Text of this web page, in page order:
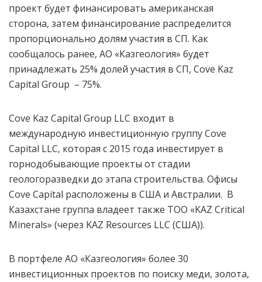
проект будет финансировать американская
сторона, затем финансирование распределится
пропорционально долям участия в СП. Как
сообщалось ранее, АО «Казгеология» будет
принадлежать 25% долей участия в СП, Cove Kaz
Capital Group – 75%.
Сove Kaz Capital Group LLC входит в
международную инвестиционную группу Cove
Capital LLC, которая с 2015 года инвестирует в
горнодобывающие проекты от стадии
геологоразведки до этапа строительства. Офисы
Cove Capital расположены в США и Австралии. В
Казахстане группа владеет также ТОО «KAZ Critical
Minerals» (через KAZ Resources LLC (США)).
В портфеле АО «Казгеология» более 30
инвестиционных проектов по поиску меди, золота,